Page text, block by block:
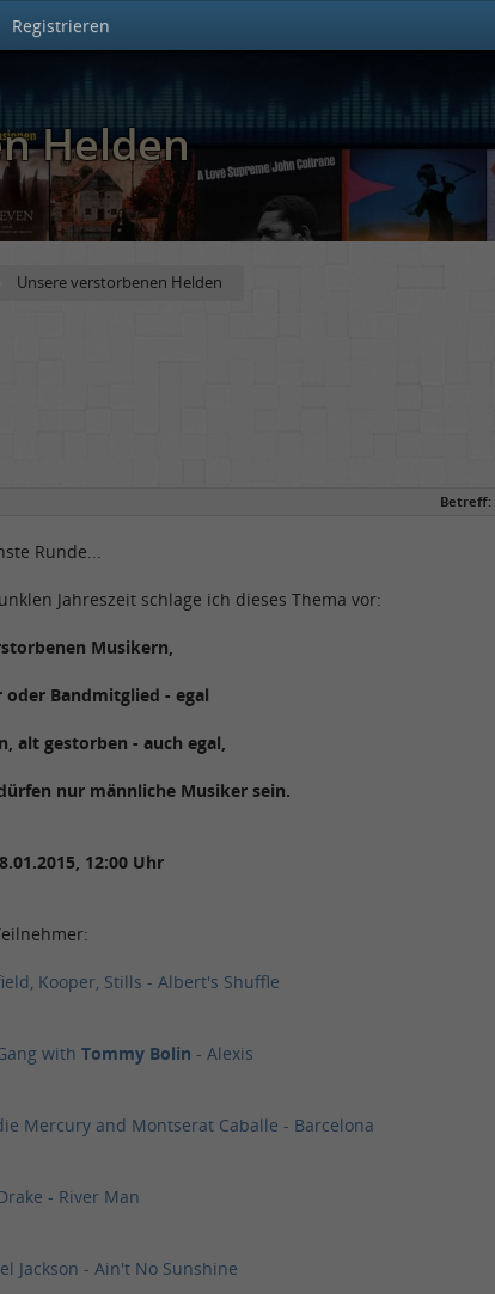
Registrieren
Helden
Unsere verstorbenen Helden
Betreff:
Runde...
Jahreszeit schlage ich dieses Thema vor:
Musikern,
oder Bandmitglied - egal
alt gestorben - auch egal,
nur männliche Musiker sein.
12:00 Uhr
Kooper, Stills - Albert's Shuffle
with Tommy Bolin - Alexis
Mercury and Montserat Caballe - Barcelona
- River Man
Jackson - Ain't No Sunshine